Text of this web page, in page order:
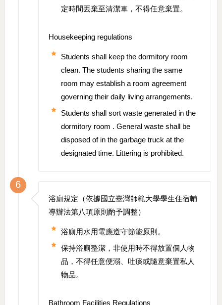
定時間丟棄至清潔車，不得任意棄置。
Housekeeping regulations
Students shall keep the dormitory room
clean. The students sharing the same
room may establish a room agreement
governing their daily living arrangements.
Students shall sort waste generated in the
dormitory room . General waste shall be
disposed of in the garbage truck at the
designated time. Littering is prohibited.
6
浴廁規定（依據國立臺灣師範大學學生住宿輔
導辦法第八項原則酌予調整）
浴廁用水用電應遵守節能原則。
保持浴廁整潔，非使用時不得放置個人物
品，不得任意便溺、吐痰或隨意棄置私人
物品。
Bathroom Facilities Regulations